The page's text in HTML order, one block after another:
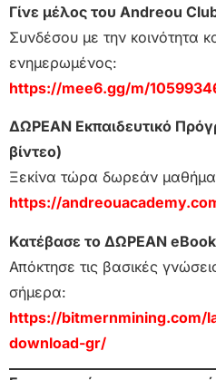
Γίνε μέλος του Andreou
Συνδέσου με την κοινότητα
ενημερωμένος:
https://mee6.gg/m/
ΔΩΡΕΑΝ Εκπαιδευτικό
βίντεο)
Ξεκίνα τώρα δωρεάν
https://
Κατέβασε το ΔΩΡΕΑΝ
Απόκτησε τις βασικές
σήμερα:
https://bitmernmining.com/
download-gr/